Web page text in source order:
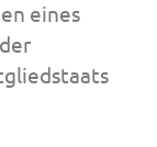
eines